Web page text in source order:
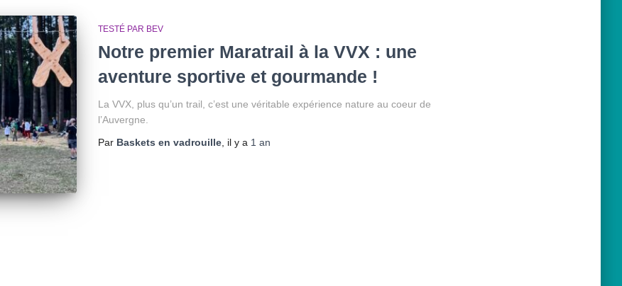
TESTÉ PAR BEV
Notre premier Maratrail à la VVX : une
aventure sportive et gourmande !
La VVX, plus qu’un trail, c’est une véritable expérience nature au coeur de
l’Auvergne.
Par Baskets en vadrouille, il y a 1 an